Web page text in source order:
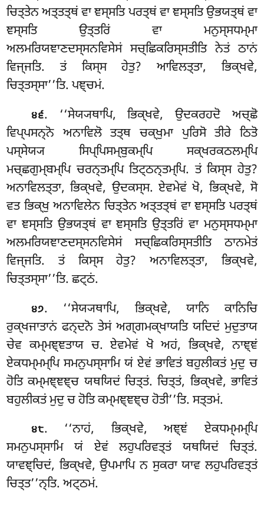
ਚਿਤ੍ਤੇਨ ਅਤ੍ਤਤ੍ਥਂ ਵਾ ਞਸ੍ਸਤਿ ਪਰਤ੍ਥਂ ਵਾ ਞਸ੍ਸਤਿ ਉਭਯਤ੍ਥਂ ਵਾ
ਞਸ੍ਸਤਿ ਉਤ੍ਤਰਿਂ ਵਾ ਮਨੁਸ੍ਸਧਮ੍ਮਾ
ਅਲਮਰਿਯਞਾਣਦਸ੍ਸਨਵਿਸੇਸਂ ਸਚ੍ਛਿਕਰਿਸ੍ਸਤੀਤਿ ਨੇਤਂ ਠਾਨਂ
ਵਿਜ੍ਜਤਿ. ਤਂ ਕਿਸ੍ਸ ਹੇਤੁ? ਆਵਿਲਤ੍ਤਾ, ਭਿਕ੍ਖਵੇ,
ਚਿਤ੍ਤਸ੍ਸਾ’’ਤਿ. ਪਞ੍ਚਮਂ.
੪੬. ‘‘ਸੇਯ੍ਯਥਾਪਿ, ਭਿਕ੍ਖਵੇ, ਉਦਕਰਹਦੋ ਅਚ੍ਛੋ
ਵਿਪ੍ਪਸਨ੍ਨੋ ਅਨਾਵਿਲੋ ਤਤ੍ਥ ਚਕ੍ਖੁਮਾ ਪੁਰਿਸੋ ਤੀਰੇ ਠਿਤੋ
ਪਸ੍ਸੇਯ੍ਯ ਸਿਪ੍ਪਿਸਮ੍ਬੁਕਮ੍ਪਿ ਸਕ੍ਖਰਕਠਲਮ੍ਪਿ
ਮਚ੍ਛਗੁਮ੍ਬਮ੍ਪਿ ਚਰਨ੍ਤਮ੍ਪਿ ਤਿਟ੍ਠਨ੍ਤਮ੍ਪਿ. ਤਂ ਕਿਸ੍ਸ ਹੇਤੁ?
ਅਨਾਵਿਲਤ੍ਤਾ, ਭਿਕ੍ਖਵੇ, ਉਦਕਸ੍ਸ. ਏਵਮੇਵਂ ਖੋ, ਭਿਕ੍ਖਵੇ, ਸੋ
ਵਤ ਭਿਕ੍ਖੁ ਅਨਾਵਿਲੇਨਚਿਤ੍ਤੇਨ ਅਤ੍ਤਤ੍ਥਂ ਵਾ ਞਸ੍ਸਤਿ ਪਰਤ੍ਥਂ
ਵਾ ਞਸ੍ਸਤਿ ਉਭਯਤ੍ਥਂ ਵਾ ਞਸ੍ਸਤਿ ਉਤ੍ਤਰਿਂ ਵਾ ਮਨੁਸ੍ਸਧਮ੍ਮਾ
ਅਲਮਰਿਯਞਾਣਦਸ੍ਸਨਵਿਸੇਸਂ ਸਚ੍ਛਿਕਰਿਸ੍ਸਤੀਤਿ ਠਾਨਮੇਤਂ
ਵਿਜ੍ਜਤਿ. ਤਂ ਕਿਸ੍ਸ ਹੇਤੁ? ਅਨਾਵਿਲਤ੍ਤਾ, ਭਿਕ੍ਖਵੇ,
ਚਿਤ੍ਤਸ੍ਸਾ’’ਤਿ. ਛਟ੍ਠਂ.
੪੭. ‘‘ਸੇਯ੍ਯਥਾਪਿ, ਭਿਕ੍ਖਵੇ, ਯਾਨਿ ਕਾਨਿਚਿ
ਰੁਕ੍ਖਜਾਤਾਨਂ ਫਨ੍ਦਨੋ ਤੇਸਂ ਅਗ੍ਗਮਕ੍ਖਾਯਤਿ ਯਦਿਦਂ ਮੁਦੁਤਾਯ
ਚੇਵ ਕਮ੍ਮਞ੍ਞਤਾਯ ਚ. ਏਵਮੇਵਂ ਖੋ ਅਹਂ, ਭਿਕ੍ਖਵੇ, ਨਾਞ੍ਞਂ
ਏਕਧਮ੍ਮਮ੍ਪਿ ਸਮਨੁਪਸ੍ਸਾਮਿ ਯਂ ਏਵਂ ਭਾਵਿਤਂ ਬਹੁਲੀਕਤਂ ਮੁਦੁ ਚ
ਹੋਤਿ ਕਮ੍ਮਞ੍ਞਞ੍ਚ ਯਥਯਿਦਂ ਚਿਤ੍ਤਂ. ਚਿਤ੍ਤਂ, ਭਿਕ੍ਖਵੇ, ਭਾਵਿਤਂ
ਬਹੁਲੀਕਤਂ ਮੁਦੁ ਚ ਹੋਤਿ ਕਮ੍ਮਞ੍ਞਞ੍ਚ ਹੋਤੀ’’ਤਿ. ਸਤ੍ਤਮਂ.
੪੮. ‘‘ਨਾਹਂ, ਭਿਕ੍ਖਵੇ, ਅਞ੍ਞਂ ਏਕਧਮ੍ਮਮ੍ਪਿ
ਸਮਨੁਪਸ੍ਸਾਮਿ ਯਂ ਏਵਂ ਲਹੁਪਰਿਵਤ੍ਤਂ ਯਥਯਿਦਂ ਚਿਤ੍ਤਂ.
ਯਾਵਞ੍ਚਿਦਂ, ਭਿਕ੍ਖਵੇ, ਉਪਮਾਪਿ ਨ ਸੁਕਰਾ ਯਾਵ ਲਹੁਪਰਿਵਤ੍ਤਂ
ਚਿਤ੍ਤ’’ਨ੍ਤਿ. ਅਟ੍ਠਮਂ.